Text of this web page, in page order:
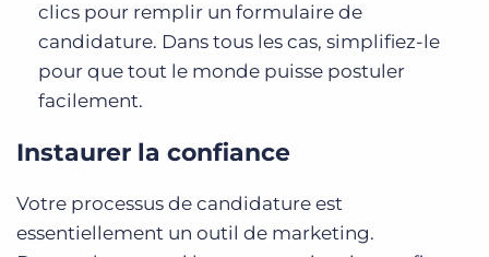
clics pour remplir un formulaire de
candidature. Dans tous les cas, simplifiez-le
pour que tout le monde puisse postuler
facilement.
Instaurer la confiance
Votre processus de candidature est
essentiellement un outil de marketing.